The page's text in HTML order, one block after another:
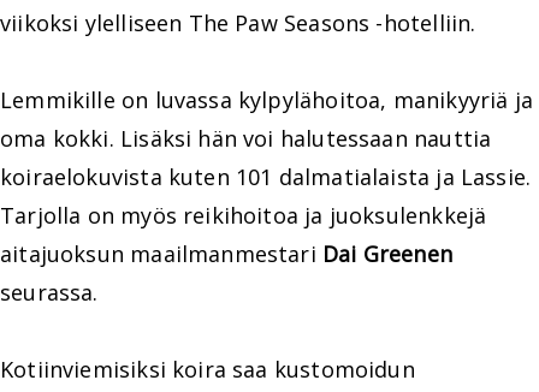
viikoksi ylelliseen The Paw Seasons -hotelliin.
Lemmikille on luvassa kylpylähoitoa, manikyyriä ja
oma kokki. Lisäksi hän voi halutessaan nauttia
koiraelokuvista kuten 101 dalmatialaista ja Lassie.
Tarjolla on myös reikihoitoa ja juoksulenkkejä
aitajuoksun maailmanmestari Dai Greenen
seurassa.
Kotiinviemisiksi koira saa kustomoidun